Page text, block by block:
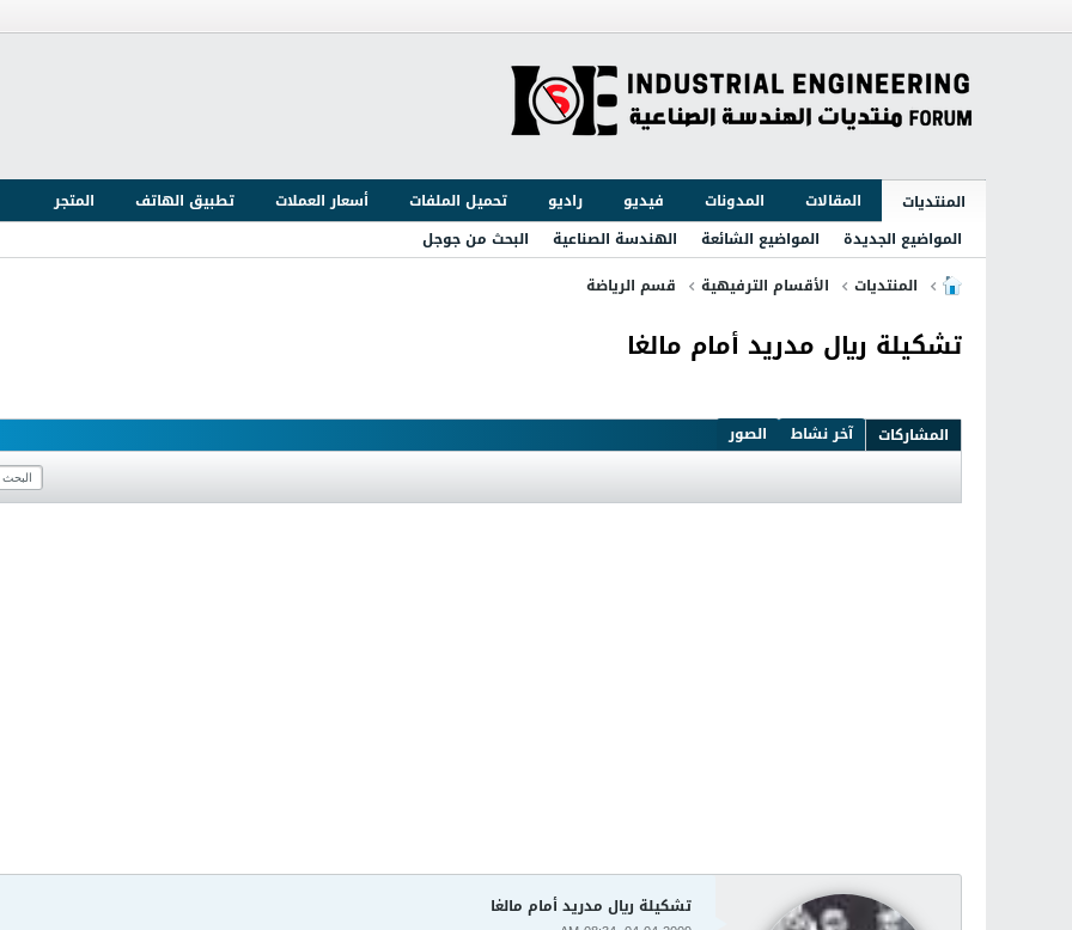
المنتديات المقالات المدونات فيديو راديو تحميل الملفات أسعار العملات تطبيق الهاتف
المتجر
المواضيع الجديدة
المواضيع الشائعة الهندسة الصناعية
البحث من جوجل
المنتديات
الأقسام الترفيهية قسم الرياضة
تشكيلة ريال مدريد أمام مالغا
المشاركات آخر نشاط الصور
تشكيلة ريال مدريد أمام مالغا